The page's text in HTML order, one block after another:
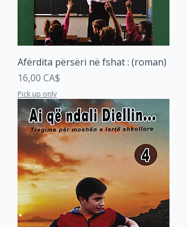
Afërdita përsëri në fshat : (roman)
Price
16,00 CA$
Pick up only